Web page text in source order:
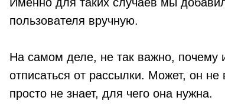
пользователя вручную.
На самом деле, не так важно, почему
отписаться от рассылки. Может, он не
просто не знает, для чего она нужна.